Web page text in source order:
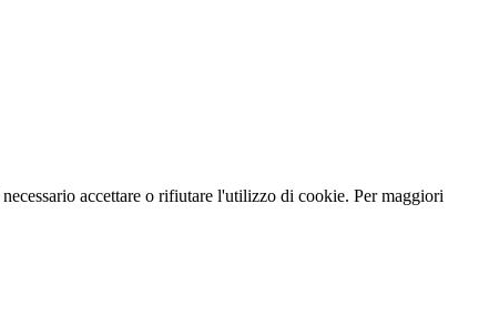
accettare o rifiutare l'utilizzo di cookie. Per maggiori